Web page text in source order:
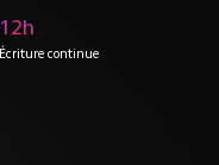
12h
Écriture continue